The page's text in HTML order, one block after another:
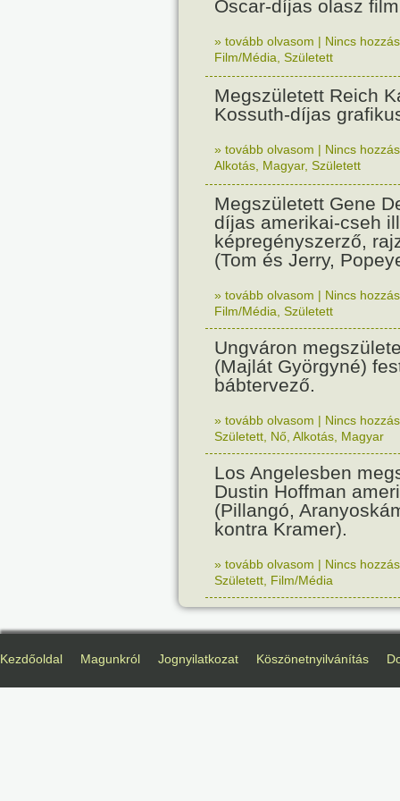
Oscar-díjas olasz
» tovább olvasom | Nincs
Film/Média Született
Megszületett Reich
Kossuth-díjas
» tovább olvasom | Nincs
Alkotás Magyar, Született
Megszületett Gene
díjas amerikai-cseh
képregényszerző,
(Tom és Jerry,
» tovább olvasom | Nincs
Film/Média Született
Ungváron
(Majlát Györgyné)
bábtervező.
» tovább olvasom | Nincs
Született Nő Alkotás Magyar
Los Angelesben
Dustin Hoffman
(Pillangó,
kontra Kramer).
» tovább olvasom | Nincs
Született Film/Média
Kezdőoldal Magunkról Jognyilatkozat Köszönetnyilvánítás